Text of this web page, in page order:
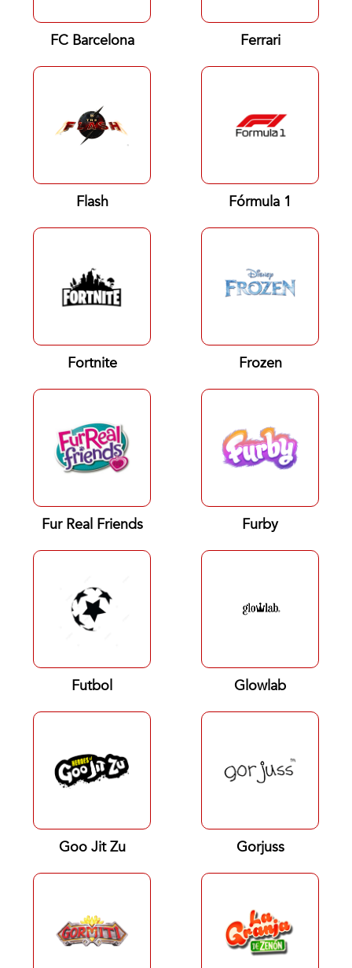
FC Barcelona Ferrari
Flash Fórmula 1
Fortnite Frozen
Fur Real Friends Furby
Futbol Glowlab
Goo Jit Zu Gorjuss